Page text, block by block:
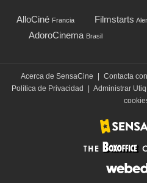
AlloCiné Francia Filmstarts
AdoroCinema Brasil
Acerca de SensaCine | Contacta
Política de Privacidad
| Administrar Utiq